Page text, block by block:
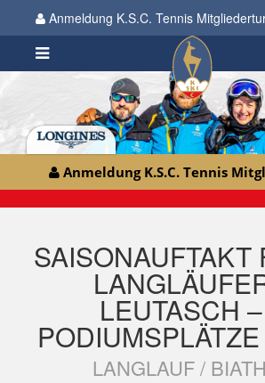
Anmeldung K.S.C. Tennis
Anmeldung K.S.C. Tennis
SAISONAUFTAKT
LEUTASCH
LANGLAUF /